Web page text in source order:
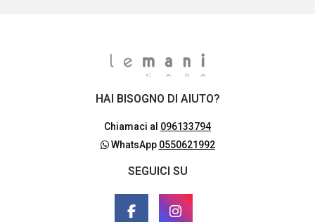
HAI BISOGNO DI AIUTO?
Chiamaci al 096133794
WhatsApp 0550621992
SEGUICI SU